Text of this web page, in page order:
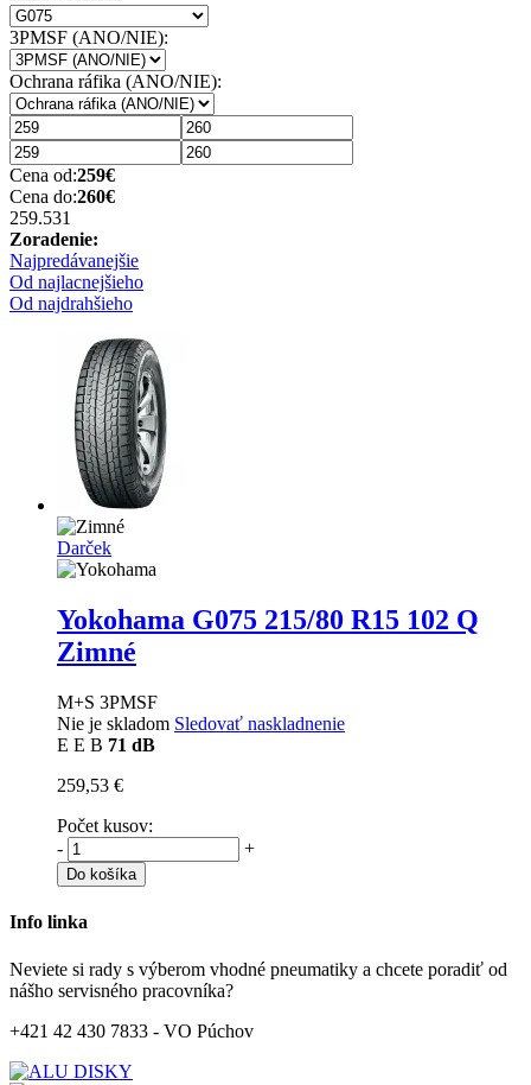
3PMSF (ANO/NIE):
Ochrana ráfika (ANO/NIE):
Cena od:259€
Cena do:260€
259.531
Zoradenie:
Najpredávanejšie
Od najlacnejšieho
Od najdrahšieho
Darček
Yokohama G075 215/80 R15 102 Q
Zimné
M+S 3PMSF
Nie je skladom Sledovať naskladnenie
E E B 71 dB
259,53 €
Počet kusov:
-
+
Do košíka
Info linka
Neviete si rady s výberom vhodné pneumatiky a chcete poradiť od
nášho servisného pracovníka?
+421 42 430 7833 - VO Púchov